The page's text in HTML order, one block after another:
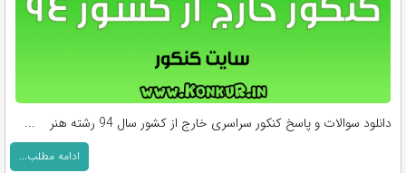
دانلود سوالات و پاسخ کنکور سراسری خارج از کشور سال 94 رشته هنر ...
ادامه مطلب...